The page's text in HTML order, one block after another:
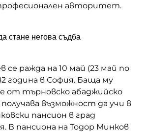
авторитет.
стане негова съдба
се ражда на 10 май (23 май по
година в София. Баща му
от търновско абаджийско
възможност да учи в
пансион в град
В пансиона на Тодор Минков